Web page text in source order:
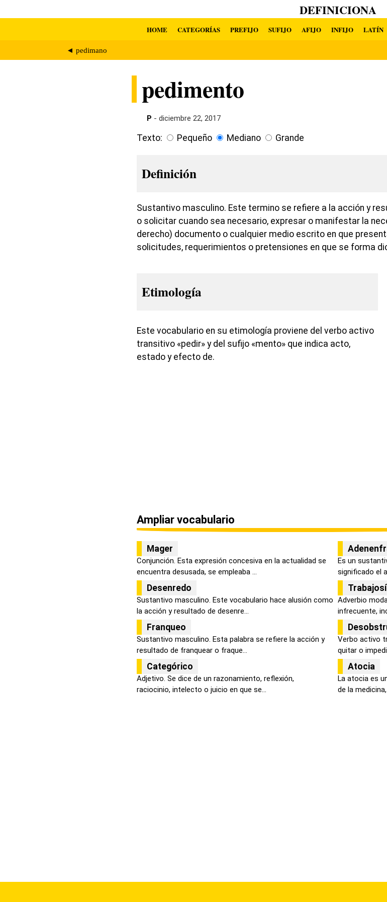
DEFINICIONA
HOME CATEGORÍAS PREFIJO SUFIJO AFIJO INFIJO LATÍN
◄ pedimano
pedimento
P - diciembre 22, 2017
Texto: Pequeño Mediano Grande
Definición
Sustantivo masculino. Este termino se refiere a la acción y
o solicitar cuando sea necesario, expresar o manifestar la
derecho) documento o cualquier medio escrito en que
solicitudes, requerimientos o pretensiones en que se forma
Etimología
Este vocabulario en su etimología proviene del verbo activo
transitivo «pedir» y del sufijo «mento» que indica acto,
estado y efecto de.
Ampliar vocabulario
Mager
Conjunción. Esta expresión concesiva en la actualidad se
encuentra desusada, se empleaba ...
Es un
significado el
Desenredo
Sustantivo masculino. Este vocabulario hace alusión como
la acción y resultado de desenre...
Adverbio
infrecuente,
Franqueo
Sustantivo masculino. Esta palabra se refiere la acción y
resultado de franquear o fraque...
Verbo activo
quitar o
Categórico
Adjetivo. Se dice de un razonamiento, reflexión,
raciocinio, intelecto o juicio en que se...
Atocia
La atocia es
de la